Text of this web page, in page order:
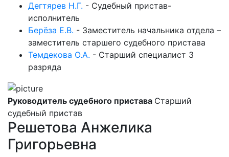
Дегтярев Н.Г. - Судебный пристав-
исполнитель
Берёза Е.В. - Заместитель начальника отдела –
заместитель старшего судебного пристава
Темдекова О.А. - Старший специалист 3
разряда
Руководитель судебного пристава Старший
судебный пристав
Решетова Анжелика
Григорьевна